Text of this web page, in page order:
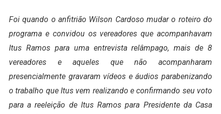
Foi quando o anfitrião Wilson Cardoso mudar o roteiro do
programa e convidou os vereadores que acompanhavam
Itus Ramos para uma entrevista relâmpago, mais de 8
vereadores e aqueles que não acompanharam
presencialmente gravaram vídeos e áudios parabenizando
o trabalho que Itus vem realizando e confirmando seu voto
para a reeleição de Itus Ramos para Presidente da Casa